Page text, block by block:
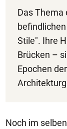
Das Thema
Stile". Ihre
Brücken –
Epochen
Noch im